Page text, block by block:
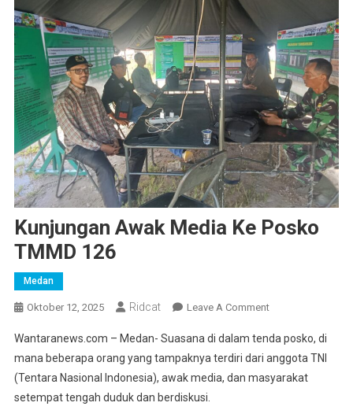
Kunjungan Awak Media Ke Posko
TMMD 126
Medan
Oktober 12, 2025 Ridcat Leave A CommentOn
Awak
Media
Ke
Wantaranews.com – Medan- Suasana di dalam tenda posko, di
mana beberapa orang yang tampaknya terdiri dari anggota TNI
(Tentara Nasional Indonesia), awak media, dan masyarakat
setempat tengah duduk dan berdiskusi.